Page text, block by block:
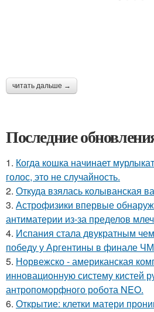
читать дальше →
Последние
1. Когда кошка начинает
голос, это не случайность.
2. Откуда взялась колыванская
3. Астрофизики впервые
антиматерии из-за пределов
4. Испания стала двукратным
победу у Аргентины в финале
5. Норвежско - американская
инновационную систему кистей
антропоморфного робота NEO.
6. Открытие: клетки матери